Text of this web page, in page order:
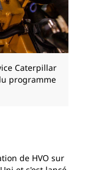
Caterpillar
programme
de HVO sur